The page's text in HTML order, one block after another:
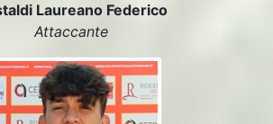
Laureano Federico
Attaccante